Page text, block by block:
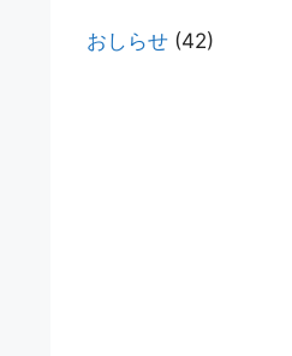
おしらせ (42)